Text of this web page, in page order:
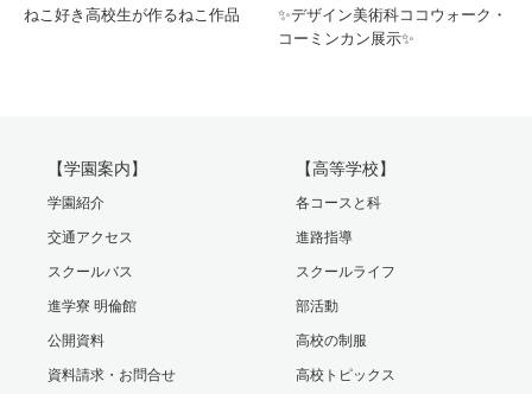
ねこ好き高校生が作るねこ作品
✨デザイン美術科ココウォーク・
コーミンカン展示✨
【学園案内】
学園紹介
交通アクセス
スクールバス
進学寮 明倫館
公開資料
資料請求・お問合せ
【高等学校】
各コースと科
進路指導
スクールライフ
部活動
高校の制服
高校トピックス